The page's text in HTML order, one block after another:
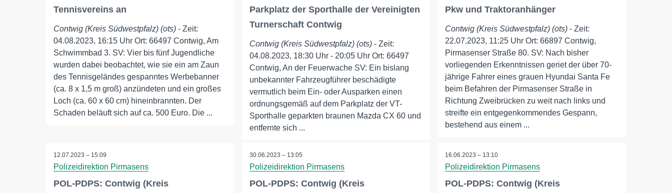
Tennisvereins an
Contwig (Kreis Südwestpfalz) (ots) - Zeit:
04.08.2023, 16:15 Uhr Ort: 66497 Contwig, Am
Schwimmbad 3. SV: Vier bis fünf Jugendliche
wurden dabei beobachtet, wie sie ein am Zaun
des Tennisgeländes gespanntes Werbebanner
(ca. 8 x 1,5 m groß) anzündeten und ein großes
Loch (ca. 60 x 60 cm) hineinbrannten. Der
Schaden beläuft sich auf ca. 500 Euro. Die ...
Parkplatz der Sporthalle der Vereinigten
Turnerschaft Contwig
Contwig (Kreis Südwestpfalz) (ots)- Zeit:
04.08.2023, 18:30 Uhr - 20:05 Uhr Ort: 66497
Contwig, An der Feuerwache SV: Ein bislang
unbekannter Fahrzeugführer beschädigte
vermutlich beim Ein- oder Ausparken einen
ordnungsgemäß auf dem Parkplatz der VT-
Sporthalle geparkten braunen Mazda CX 60 und
entfernte sich ...
Pkw und Traktoranhänger
Contwig (Kreis Südwestpfalz) (ots) - Zeit:
22.07.2023, 11:25 Uhr Ort: 66897 Contwig,
Pirmasenser Straße 80. SV: Nach bisher
vorliegenden Erkenntnissen geriet der über 70-
jährige Fahrer eines grauen Hyundai Santa Fe
beim Befahren der Pirmasenser Straße in
Richtung Zweibrücken zu weit nach links und
streifte ein entgegenkommendes Gespann,
bestehend aus einem ...
12.07.2023 – 15:09
Polizeidirektion Pirmasens
POL-PDPS: Contwig (Kreis
30.06.2023 – 13:05
Polizeidirektion Pirmasens
POL-PDPS: Contwig (Kreis
16.06.2023 – 13:10
Polizeidirektion Pirmasens
POL-PDPS: Contwig (Kreis